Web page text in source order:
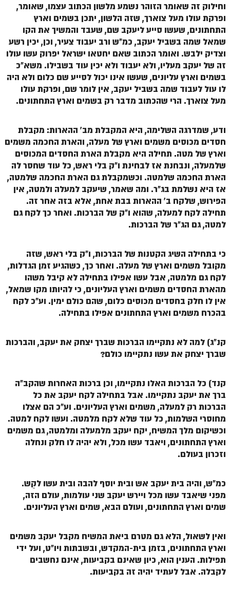
וחילוק זה שאומר הזוהר נשמע מלשון הכתוב עצמו, שאומר,
ופרקת עולו מעל צוארך, שזה הלשון, יתכן בשמים וארץ
התחתונים, שעשו סייע ליעקב שם, שעבד והמשיך את הקו
שמאל שמה בשביל יעקב, כמ"ש ורב יעבוד צעיר, וכן, יכין רשע
וצדיק ילבש. ואומר הכתוב שאם יחטאו ישראל יפרוק עשו עולו
זה של יעקב מעליו, ולא יעבוד ולא יכין עוד בשבילו. משא"כ
בשמים וארץ עליונים, שעשו אינו יכול לסייע שם כלום ולא היה
לו עול לעבוד שמה בשביל יעקב, אין לומר שם, ופרקת עולו
מעל צוארך. הרי שהכתוב מדבר רק בשמים וארץ התחתונים.
ודע, שמדרגה השלימה, היא המקבלת מב' ההארות: מקבלת
חסדים מכוסים משמים וארץ של מעלה, והארת החכמה משמים
וארץ של מטה. תחילה היא מקבלת הארת החסדים המכוסים
שלמעלה, ונבחנת אז לבחינת ו"ק בלי ראש, כל עוד שחסר לה
הארת החכמה שלמטה. וכשמקבלת גם הארת החכמה שלמטה,
אז היא נשלמת בג"ר. ומה שאמר, שיעקב למעלה ולמטה, אין
הפירוש, שלקח ב' ההארות בבת אחת, אלא בזה אחר זה.
תחילה לקח למעלה, שהוא ו"ק של הברכות. ואחר כך לקח גם
למטה, גם הג"ר של הברכות.
כי בתחילה השיג הקטנות של הברכות, ו"ק בלי ראש, שזה
מקובל משמים וארץ של מעלה. ואחר כך, כשהגיע זמן הגדלות,
לקח גם מלמטה, אבל עשו אפילו בתחילה לא קיבל משהו
מהארת החסדים משמים וארץ העליונים, כי להיותו מקו שמאל,
אין לו חלק בחסדים מכוסים כלום, שהם כולם ימין. וע"כ לקח
בהכרח משמים וארץ התחתונים אפילו בתחילה.
קנ"ג) למה לא נתקיימו הברכות שברך יצחק את יעקב, והברכות
שברך יצחק את עשו נתקיימו כולם?
קנד) כל הברכות האלו נתקיימו, וכן ברכות האחרות שהקב"ה
ברך את יעקב נתקיימו. אבל בתחילה לקח יעקב את כל
הברכות רק למעלה, משמים וארץ העליונים. וע"כ הם אצלו
מחוסרי השלמות, כל עוד שלא לקח מלמטה. ועשו לקח למטה.
וכשיקום מלך המשיח, יקח יעקב מלמעלה ומלמטה, גם משמים
וארץ התחתונים, ויאבד עשו מכל, ולא יהיה לו חלק ונחלה
וזכרון בעולם.
כמ"ש, והיה בית יעקב אש ובית יוסף להבה ובית עשו לקַש.
מפני שיאבד עשו מכל ויירש יעקב שני עולמות, עולם הזה,
שמים וארץ התחתונים, ועולם הבא, שמים וארץ העליונים.
ואין לשאול, הלא גם מטרם ביאת המשיח מקבל יעקב משמים
וארץ התחתונים, בזמן בית-המקדש, ובשבתות ויו"ט, ועל ידי
תפילות. הענין הוא, כיון שאינם בקביעות, אינם נחשבים
לקבלה. אבל לעתיד יהיה זה בקביעות.